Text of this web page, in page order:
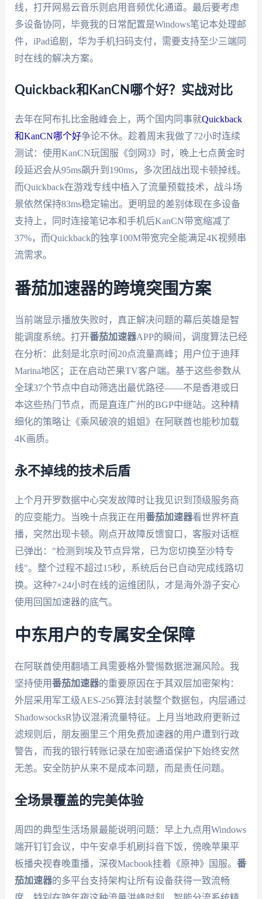
线，打开网易云音乐则启用音频优化通道。最后要考虑
多设备协同，毕竟我的日常配置是Windows笔记本处理邮
件，iPad追剧，华为手机扫码支付，需要支持至少三端同
时在线的解决方案。
Quickback和KanCN哪个好？实战对比
去年在阿布扎比金融峰会上，两个国内同事就Quickback
和KanCN哪个好争论不休。趁着周末我做了72小时连续
测试：使用KanCN玩国服《剑网3》时，晚上七点黄金时
段延迟会从95ms飙升到190ms，多次团战出现卡顿掉线。
而Quickback在游戏专线中植入了流量预载技术，战斗场
景依然保持83ms稳定输出。更明显的差别体现在多设备
支持上，同时连接笔记本和手机后KanCN带宽缩减了
37%，而Quickback的独享100M带宽完全能满足4K视频串
流需求。
番茄加速器的跨境突围方案
当前端显示播放失败时，真正解决问题的幕后英雄是智
能调度系统。打开番茄加速器APP的瞬间，调度算法已经
在分析：此刻是北京时间20点流量高峰；用户位于迪拜
Marina地区；正在启动芒果TV客户端。基于这些参数从
全球37个节点中自动筛选出最优路径——不是香港或日
本这些热门节点，而是直连广州的BGP中继站。这种精
细化的策略让《乘风破浪的姐姐》在阿联酋也能秒加载
4K画质。
永不掉线的技术后盾
上个月开罗数据中心突发故障时让我见识到顶级服务商
的应变能力。当晚十点我正在用番茄加速器看世界杯直
播，突然出现卡顿。刚点开故障反馈窗口，客服对话框
已弹出："检测到埃及节点异常，已为您切换至沙特专
线"。整个过程不超过15秒，系统后台已自动完成线路切
换。这种7×24小时在线的运维团队，才是海外游子安心
使用回国加速器的底气。
中东用户的专属安全保障
在阿联酋使用翻墙工具需要格外警惕数据泄漏风险。我
坚持使用番茄加速器的重要原因在于其双层加密架构：
外层采用军工级AES-256算法封装整个数据包，内层通过
ShadowsocksR协议混淆流量特征。上月当地政府更新过
滤规则后，朋友圈里三个用免费加速器的用户遭到行政
警告，而我的银行转账记录在加密通道保护下始终安然
无恙。安全防护从来不是成本问题，而是责任问题。
全场景覆盖的完美体验
周四的典型生活场景最能说明问题：早上九点用Windows
端开钉钉会议，中午安卓手机刷抖音下饭，傍晚苹果平
板播央视春晚重播，深夜Macbook挂着《原神》国服。 番
茄加速器的多平台支持架构让所有设备获得一致流畅